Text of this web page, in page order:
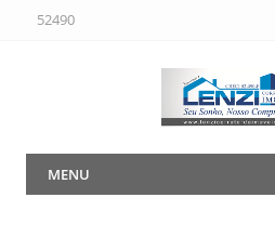
52490
MENU